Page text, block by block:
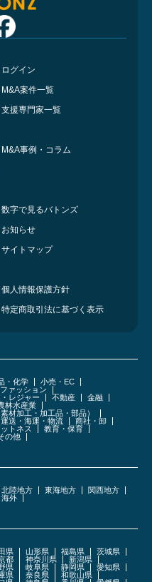
ログイン
M&A案件一覧
支援専門家一覧
M&A事例・コラム
数字で見るバトンズ
お知らせ
サイトマップ
個人情報保護方針
特定商取引法に基づく表示
・化学
小売・EC
ァッション
レジャー 不動産
金融
林水産業
材加工・加工品・部品）
送・海運・物流
商社・卸
トネス
教育・保育
の他
陸地方 東海地方
関西地方
海外
県 山形県 福島県
茨城県
都 神奈川県
新潟県
県 岐阜県 静岡県
愛知県
県 奈良県
和歌山県